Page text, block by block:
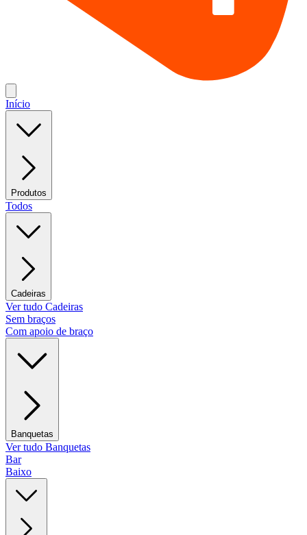
Início
Produtos
Todos
Cadeiras
Ver tudo Cadeiras
Sem braços
Com apoio de braço
Banquetas
Ver tudo Banquetas
Bar
Baixo